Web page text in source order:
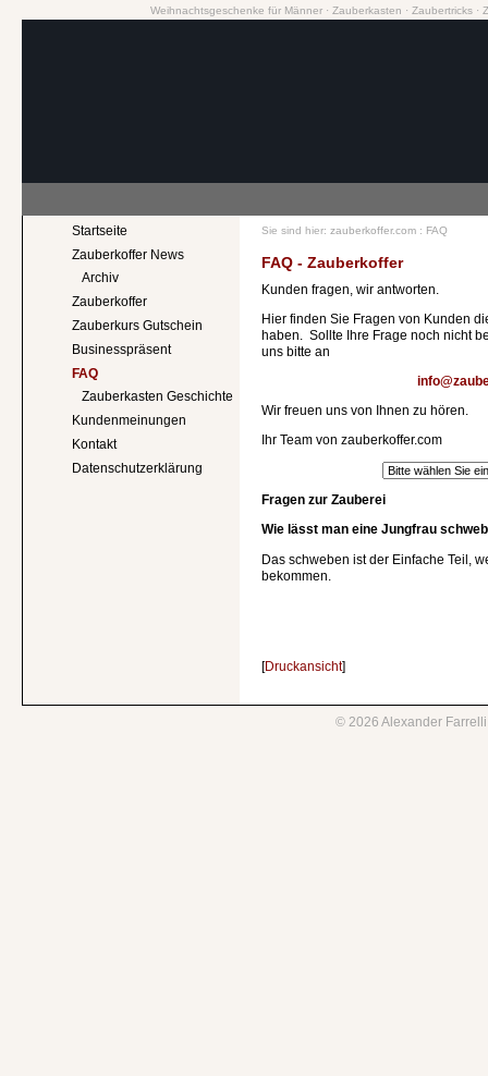
Weihnachtsgeschenke für Männer · Zauberkasten · Zaubertricks ·
Startseite
Zauberkoffer News
Archiv
Zauberkoffer
Zauberkurs Gutschein
Businesspräsent
FAQ
Zauberkasten Geschichte
Kundenmeinungen
Kontakt
Datenschutzerklärung
Sie sind hier: zauberkoffer.com : FAQ
FAQ - Zauberkoffer
Kunden fragen, wir antworten.
Hier finden Sie Fragen von Kunden
haben. Sollte Ihre Frage noch nicht
uns bitte an
Wir freuen uns von Ihnen zu hören.
Ihr Team von zauberkoffer.com
Fragen zur Zauberei
Wie lässt man eine Jungfrau
Das schweben ist der Einfache Teil,
bekommen.
[Druckansicht]
© 2026 Alexander